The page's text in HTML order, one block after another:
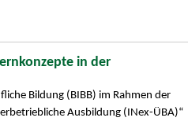
in der
Bildung (BIBB) im Rahmen der
Ausbildung (INex-ÜBA)“